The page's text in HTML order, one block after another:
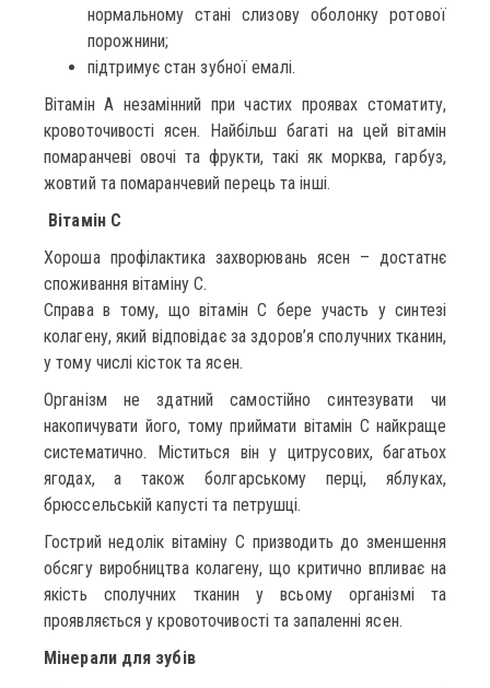
нормальному стані слизову оболонку ротової
порожнини;
підтримує стан зубної емалі.
Вітамін А незамінний при частих проявах стоматиту,
кровоточивості ясен. Найбільш багаті на цей вітамін
помаранчеві овочі та фрукти, такі як морква, гарбуз,
жовтий та помаранчевий перець та інші.
Вітамін С
Хороша профілактика захворювань ясен – достатнє
споживання вітаміну С.
Справа в тому, що вітамін С бере участь у синтезі
колагену, який відповідає за здоров’я сполучних тканин,
у тому числі кісток та ясен.
Організм не здатний самостійно синтезувати чи
накопичувати його, тому приймати вітамін С найкраще
систематично. Міститься він у цитрусових, багатьох
ягодах, а також болгарському перці, яблуках,
брюссельській капусті та петрушці.
Гострий недолік вітаміну C призводить до зменшення
обсягу виробництва колагену, що критично впливає на
якість сполучних тканин у всьому організмі та
проявляється у кровоточивості та запаленні ясен.
Мінерали для зубів